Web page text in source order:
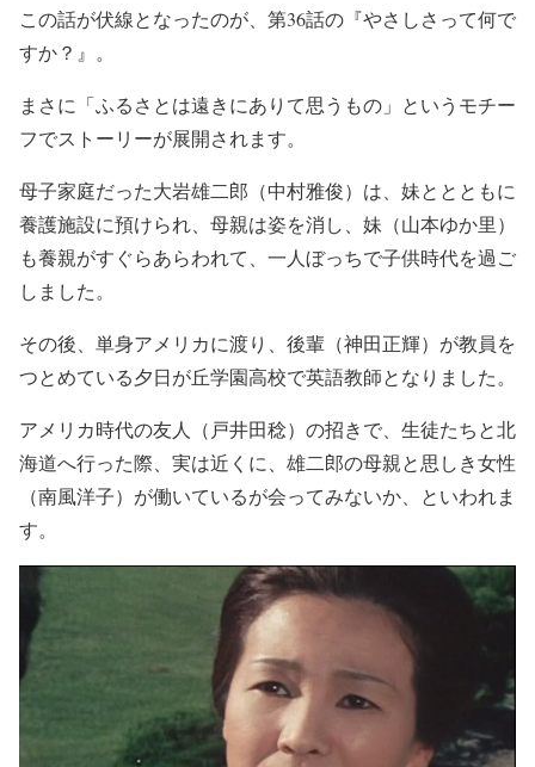
この話が伏線となったのが、第36話の『やさしさって何で
すか？』。
まさに「ふるさとは遠きにありて思うもの」というモチー
フでストーリーが展開されます。
母子家庭だった大岩雄二郎（中村雅俊）は、妹ととともに
養護施設に預けられ、母親は姿を消し、妹（山本ゆか里）
も養親がすぐらあらわれて、一人ぼっちで子供時代を過ご
しました。
その後、単身アメリカに渡り、後輩（神田正輝）が教員を
つとめている夕日が丘学園高校で英語教師となりました。
アメリカ時代の友人（戸井田稔）の招きで、生徒たちと北
海道へ行った際、実は近くに、雄二郎の母親と思しき女性
（南風洋子）が働いているが会ってみないか、といわれま
す。